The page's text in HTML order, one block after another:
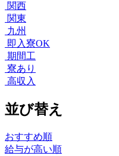
関西
関東
九州
即入寮OK
期間工
寮あり
高収入
並び替え
おすすめ順
給与が高い順